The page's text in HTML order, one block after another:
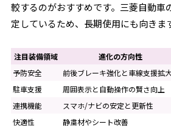
較するのがおすすめです。三菱自動車
定しているため、長期使用にも向きま
注目装備領域 進化の方向性
予防安全
前後ブレーキ強化と車線支援拡
駐車支援
周囲表示と自動操作の賢さ向上
連携機能
スマホ/ナビの安定と更新性
快適性
静粛材やシート改善